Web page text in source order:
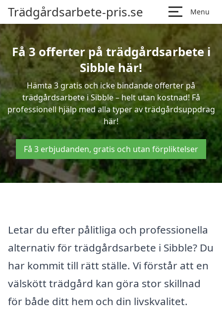
Trädgårdsarbete-pris.se Menu
Få 3 offerter på trädgårdsarbete i
Sibble här!
Hämta 3 gratis och icke bindande offerter på
trädgårdsarbete i Sibble – helt utan kostnad! Få
professionell hjälp med alla typer av trädgårdsuppdrag
här!
Få 3 erbjudanden, gratis och utan förpliktelser
Letar du efter pålitliga och professionella
alternativ för trädgårdsarbete i Sibble? Du
har kommit till rätt ställe. Vi förstår att en
välskött trädgård kan göra stor skillnad
för både ditt hem och din livskvalitet.